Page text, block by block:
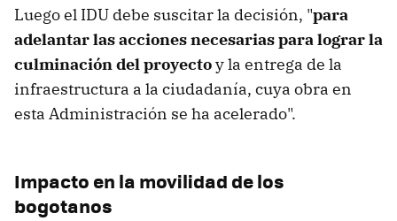
Luego el IDU debe suscitar la decisión, "para
adelantar las acciones necesarias para lograr la
culminación del proyectoy la entrega de la
infraestructura a la ciudadanía, cuya obra en
esta Administración se ha acelerado".
Impacto en la movilidad de los
bogotanos